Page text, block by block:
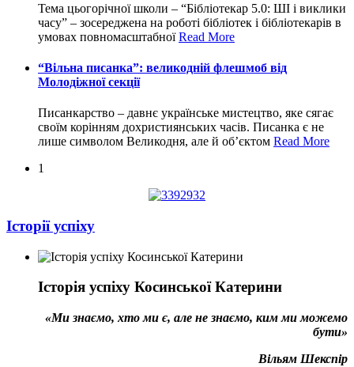
Тема цьогорічної школи – “Бібліотекар 5.0: ШІ і виклики
часу” – зосереджена на роботі бібліотек і бібліотекарів в
умовах повномасштабноїRead More
“Вільна писанка”: великодній флешмоб від
Молодіжної секції
Писанкарство – давнє українське мистецтво, яке сягає
своїм корінням дохристиянських часів. Писанка є не
лише символом Великодня, але й об’єктом Read More
1
Історії успіху
Історія успіху Косинської Катерини
«Ми знаємо, хто ми є, але не знаємо, ким ми можемо
бути»
Вільям Шекспір